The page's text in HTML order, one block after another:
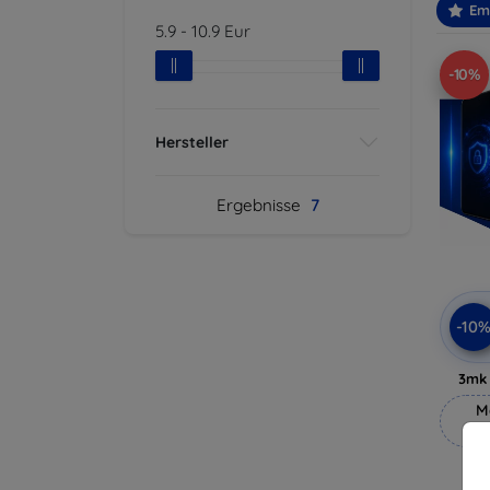
5.9 - 10.9 Eur
Hersteller
Ergebnisse 7
-10%
-10%